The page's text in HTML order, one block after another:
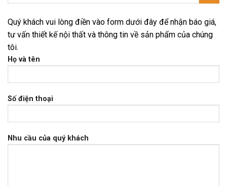
Quý khách vui lòng điền vào form dưới đây để nhận báo giá,
tư vấn thiết kế nội thất và thông tin về sản phẩm của chúng
tôi.
Họ và tên
Số điện thoại
Nhu cầu của quý khách